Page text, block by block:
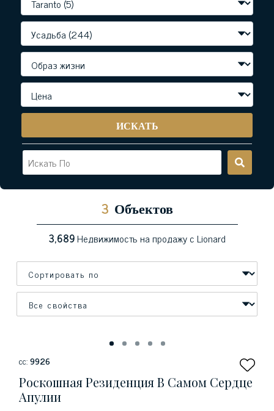
ИСКАТЬ
3 Объектов
3,689Недвижимость на продажу с Lionard
сс:9926
Роскошная Резиденция В Самом Сердце
Апулии